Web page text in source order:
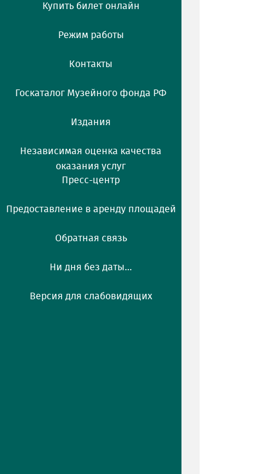
Купить билет онлайн
Режим работы
Контакты
Госкаталог Музейного фонда РФ
Издания
Независимая оценка качества
оказания услуг
Пресс-центр
Предоставление в аренду площадей
Обратная связь
Ни дня без даты...
Версия для слабовидящих